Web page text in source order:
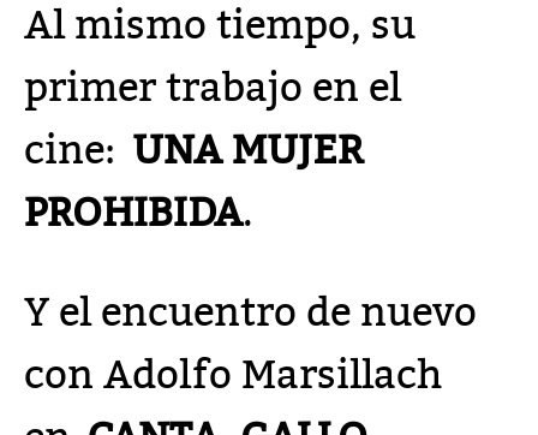
Al mismo tiempo, su
primer trabajo en el
cine: UNA MUJER
PROHIBIDA.
Y el encuentro de nuevo
con Adolfo Marsillach